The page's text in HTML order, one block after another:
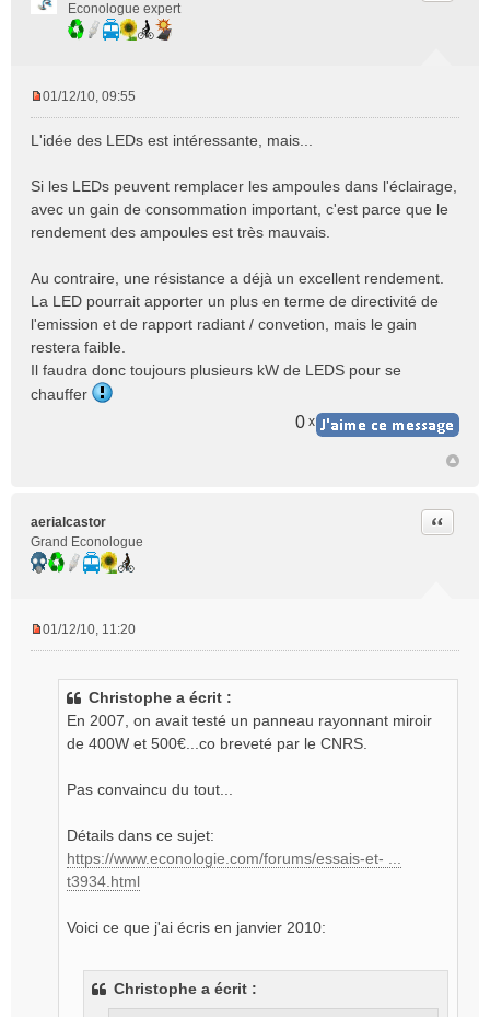
Econologue expert
s
a
g
e
n
l
u
01/12/10, 09:55
L'idée des LEDs est intéressante, mais...
Si les LEDs peuvent remplacer les ampoules dans l'éclairage,
avec un gain de consommation important, c'est parce que le
rendement des ampoules est très mauvais.
Au contraire, une résistance a déjà un excellent rendement.
La LED pourrait apporter un plus en terme de directivité de
l'emission et de rapport radiant / convetion, mais le gain
restera faible.
Il faudra donc toujours plusieurs kW de LEDS pour se
chauffer
0 x
aerialcastor
Grand Econologue
Citer
01/12/10, 11:20
Christophe a écrit :
En 2007, on avait testé un panneau rayonnant miroir
de 400W et 500€...co breveté par le CNRS.
Pas convaincu du tout...
Détails dans ce sujet:
https://www.econologie.com/forums/essais-et- ...
t3934.html
Voici ce que j'ai écris en janvier 2010:
Christophe a écrit :